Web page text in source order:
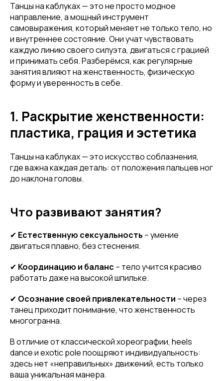
Танцы на каблуках — это не просто модное
направление, а мощный инструмент
самовыражения, который меняет не только тело, но
и внутреннее состояние. Они учат чувствовать
каждую линию своего силуэта, двигаться с грацией
и принимать себя. Разберёмся, как регулярные
занятия влияют на женственность, физическую
форму и уверенность в себе.
1. Раскрытие женственности:
пластика, грация и эстетика
Танцы на каблуках — это искусство соблазнения,
где важна каждая деталь: от положения пальцев ног
до наклона головы.
Что развивают занятия?
✔ Естественную сексуальность – умение
двигаться плавно, без стеснения.
✔ Координацию и баланс – тело учится красиво
работать даже на высокой шпильке.
✔ Осознание своей привлекательности – через
танец приходит понимание, что женственность
многогранна.
В отличие от классической хореографии, heels
dance и exotic pole поощряют индивидуальность:
здесь нет «неправильных» движений, есть только
ваша уникальная манера.